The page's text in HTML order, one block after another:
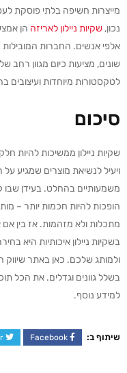
מייצרות חשיפה בלתי פוסקת
נכון, שקיות ניילון לאריזה הן
אלפי אנשים. החברות המובילות
שונים, מציעות כיום מגוון רחב
לטקסטורות מיוחדות ועיצובים
סיכום
שקיות ניילון ממשיכות להיות
ויעיל לנשיאת מוצרים שמגיע על
משמעותיים בהחלט. בעידן שבו
הופכות להיות חכמות יותר –
מתכלות ולא מזהמות. אז בין
בשקיות ניילון איכותיות היא
ולמותג שלכם. כאן באתר שיווק
בשלל גוונים וגדלים. את הכל
למידע נוסף.
שיתוף ב: Facebook